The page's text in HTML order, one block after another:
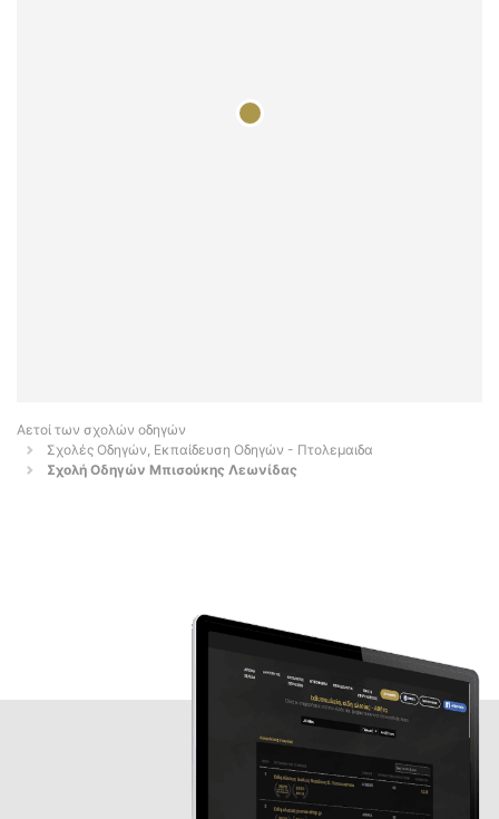
Αετοί των σχολών οδηγών
Σχολές Οδηγών, Εκπαίδευση Οδηγών - Πτολεμαιδα
Σχολή Οδηγών Μπισούκης Λεωνίδας